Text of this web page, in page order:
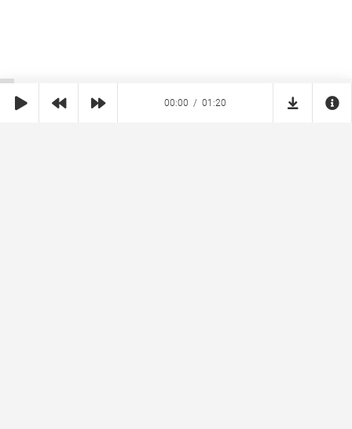
00:00 01:20